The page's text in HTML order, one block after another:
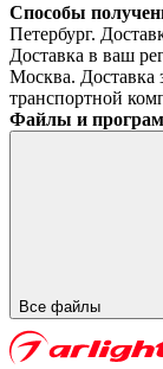
Способы
Петербург.
Доставка в ваш
Москва.
транспортной
Файлы и
Все файлы